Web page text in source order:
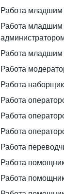
Работа
Работа
Работа младшим
Работа
Работа
Работа
Работа
Работа
Работа
Работа
Работа